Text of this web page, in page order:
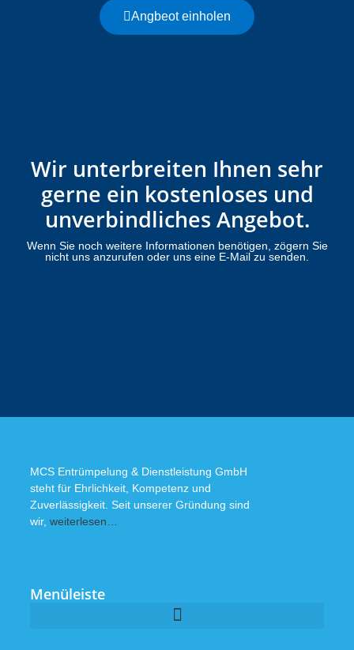
Angbeot einholen
Wir unterbreiten Ihnen sehr
gerne ein kostenloses und
unverbindliches Angebot.
Wenn Sie noch weitere Informationen benötigen, zögern Sie
nicht uns anzurufen oder uns eine E-Mail zu senden.
MCS Entrümpelung & Dienstleistung GmbH
steht für Ehrlichkeit, Kompetenz und
Zuverlässigkeit. Seit unserer Gründung sind
wir, weiterlesen…
Menüleiste